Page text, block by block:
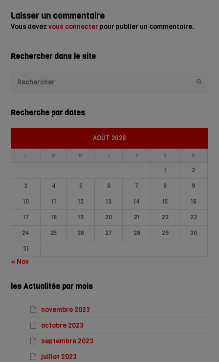
Laisser un commentaire
Vous devezvous connecter pour publier un commentaire.
Rechercher dans le site
Recherche par dates
AOÛT 2026
L M M J V S D
1
2
3
4 5 6 7 8
9
10
11 12 13 14 15
16
17
18 19 20 21 22
23
24
25 26 27 28 29
30
31
« Nov
les Actualités par mois
novembre 2023
octobre 2023
septembre 2023
juillet 2023